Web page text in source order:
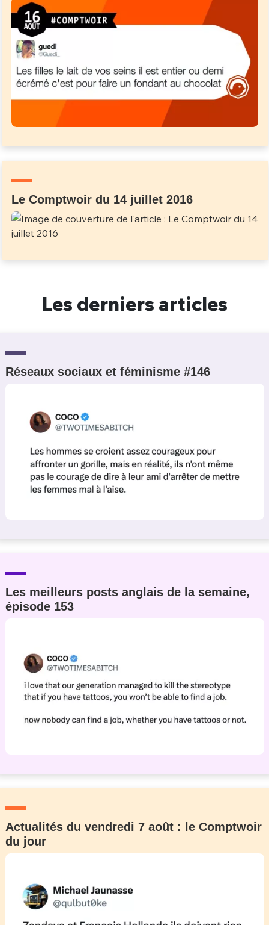
Le Comptwoir du 14 juillet 2016
Les derniers articles
Réseaux sociaux et féminisme #146
Les meilleurs posts anglais de la semaine,
épisode 153
Actualités du vendredi 7 août : le Comptwoir
du jour